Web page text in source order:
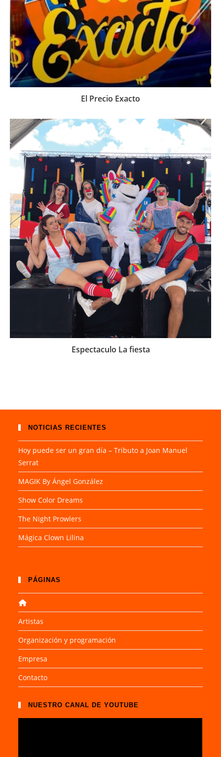
El Precio Exacto
Espectaculo La fiesta
NOTICIAS RECIENTES
Hoy puede ser un gran día – Tributo a Joan Manuel
Serrat
MAGIK By Ángel González
Show Color Dreams
The Night Prowlers
Mágica Clown Lilina
PÁGINAS
Artistas
Organización y programación
Empresa
Contacto
NUESTRO CANAL DE YOUTUBE